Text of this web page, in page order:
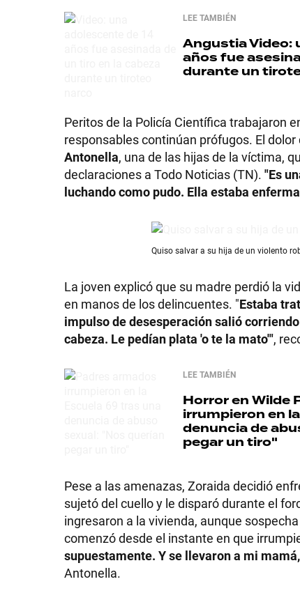
LEE TAMBIÉN
AngustiaVideo:
años fue
durante un
Peritos de la Policía Científica trabajaron
responsables continúan prófugos. El
Antonella, una de las hijas de la víctima,
declaraciones a Todo Noticias (TN). "Es
luchando como pudo. Ella estaba
Quiso salvar a su hija de un violento
La joven explicó que su madre perdió la
en manos de los delincuentes. "Estaba
impulso de desesperación salió
cabeza. Le pedían plata 'o te la mato'",
LEE TAMBIÉN
Horror en Wilde
irrumpieron en
denuncia de
pegar un tiro"
Pese a las amenazas, Zoraida decidió
sujetó del cuello y le disparó durante el
ingresaron a la vivienda, aunque
comenzó desde el instante en que
supuestamente. Y se llevaron a mi
Antonella.
GRAN
HERMANO
SALUD
DEPORTES
TECNOLOGÍA